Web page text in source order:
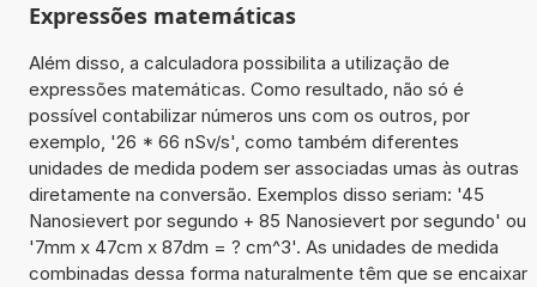
Expressões matemáticas
Além disso, a calculadora possibilita a utilização de
expressões matemáticas. Como resultado, não só é
possível contabilizar números uns com os outros, por
exemplo, '26 * 66 nSv/s', como também diferentes
unidades de medida podem ser associadas umas às outras
diretamente na conversão. Exemplos disso seriam: '45
Nanosievert por segundo + 85 Nanosievert por segundo' ou
'7mm x 47cm x 87dm = ? cm^3'. As unidades de medida
combinadas dessa forma naturalmente têm que se encaixar